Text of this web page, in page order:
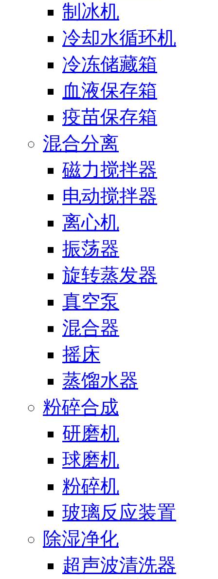
制冰机
冷却水循环机
冷冻储藏箱
血液保存箱
疫苗保存箱
混合分离
磁力搅拌器
电动搅拌器
离心机
振荡器
旋转蒸发器
真空泵
混合器
摇床
蒸馏水器
粉碎合成
研磨机
球磨机
粉碎机
玻璃反应装置
除湿净化
超声波清洗器